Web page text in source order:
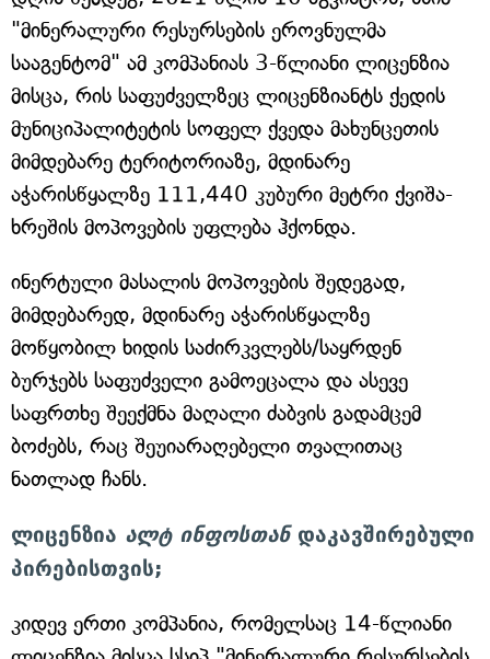
"მინერალური რესურსების ეროვნულმა
სააგენტომ" ამ კომპანიას 3-წლიანი ლიცენზია
მისცა, რის საფუძველზეც ლიცენზიანტს ქედის
მუნიციპალიტეტის სოფელ ქვედა მახუნცეთის
მიმდებარე ტერიტორიაზე, მდინარე
აჭარისწყალზე 111,440 კუბური მეტრი ქვიშა-
ხრეშის მოპოვების უფლება ჰქონდა.
ინერტული მასალის მოპოვების შედეგად,
მიმდებარედ, მდინარე აჭარისწყალზე
მოწყობილ ხიდის საძირკვლებს/საყრდენ
ბურჯებს საფუძველი გამოეცალა და ასევე
საფრთხე შეექმნა მაღალი ძაბვის გადამცემ
ბოძებს, რაც შეუიარაღებელი თვალითაც
ნათლად ჩანს.
ლიცენზია ალტ ინფოსთანდაკავშირებული
პირებისთვის;
კიდევ ერთი კომპანია, რომელსაც 14-წლიანი